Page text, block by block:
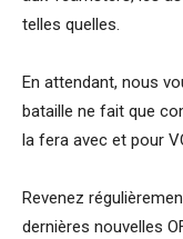
telles quelles.
En attendant, nous
bataille ne fait que
la fera avec et pour
Revenez
dernières nouvelles